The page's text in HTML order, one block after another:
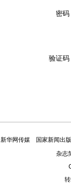
密码
验证码
新华网传媒 国家新闻出
杂志